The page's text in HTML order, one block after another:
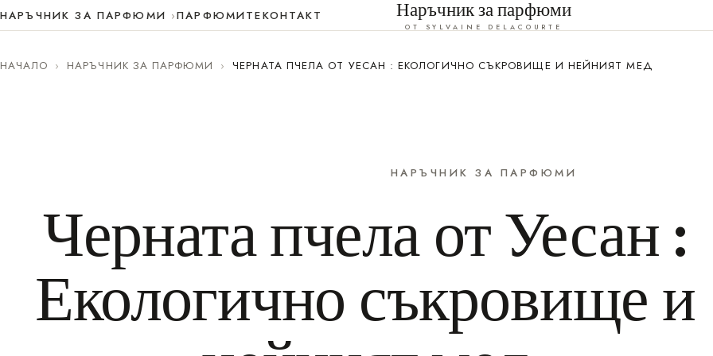
НАРЪЧНИК ЗА ПАРФЮМИ ПАРФЮМИТЕКОНТАКТ Наръчник за парфюми
ОТ SYLVAINE DELACOURTE
НАЧАЛО › НАРЪЧНИК ЗА ПАРФЮМИ › ЧЕРНАТА ПЧЕЛА ОТ УЕСАН : ЕКОЛОГИЧНО СЪКРОВИЩЕ И НЕЙНИЯТ МЕД
НАРЪЧНИК ЗА ПАРФЮМИ
Черната пчела от Уесан :
Екологично съкровище и